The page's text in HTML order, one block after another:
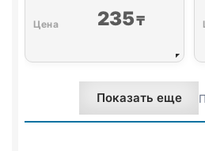
235₸
Показать еще